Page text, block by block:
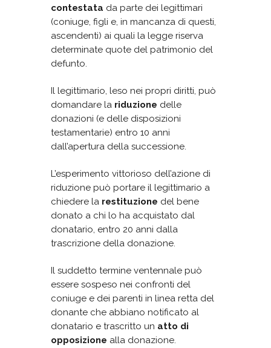
contestata da parte dei legittimari
(coniuge, figli e, in mancanza di questi,
ascendenti) ai quali la legge riserva
determinate quote del patrimonio del
defunto.
Il legittimario, leso nei propri diritti, può
domandare la riduzione delle
donazioni (e delle disposizioni
testamentarie) entro 10 anni
dall’apertura della successione.
L’esperimento vittorioso dell’azione di
riduzione può portare il legittimario a
chiedere la restituzione del bene
donato a chi lo ha acquistato dal
donatario, entro 20 anni dalla
trascrizione della donazione.
Il suddetto termine ventennale può
essere sospeso nei confronti del
coniuge e dei parenti in linea retta del
donante che abbiano notificato al
donatario e trascritto un atto di
opposizione alla donazione.